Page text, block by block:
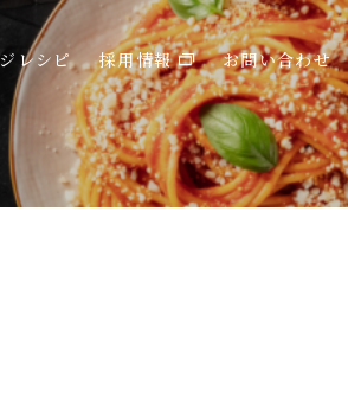
レシピ 採用情報 お問い合わせ